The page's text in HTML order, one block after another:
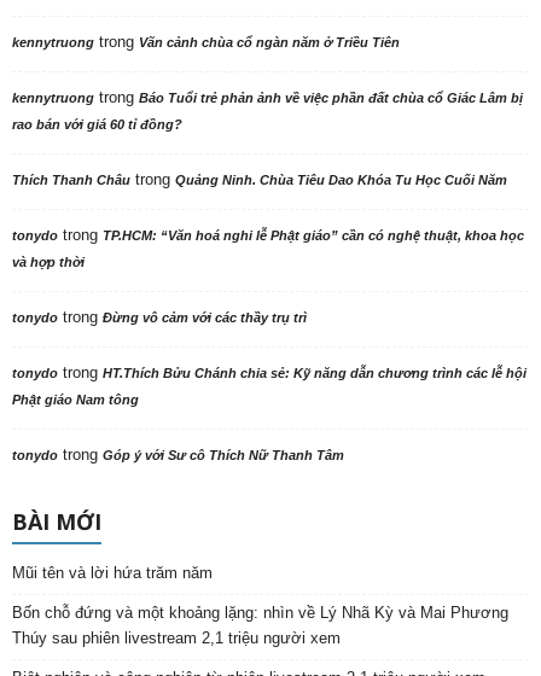
kennytruong trong Vãn cảnh chùa cổ ngàn năm ở Triều Tiên
kennytruong trong Báo Tuổi trẻ phản ảnh về việc phần đất chùa cổ Giác Lâm bị
rao bán với giá 60 tỉ đồng?
Thích Thanh Châu trong Quảng Ninh. Chùa Tiêu Dao Khóa Tu Học Cuối Năm
tonydo trong TP.HCM: “Văn hoá nghi lễ Phật giáo” cần có nghệ thuật, khoa học
và hợp thời
tonydo trong Đừng vô cảm với các thầy trụ trì
tonydo trong HT.Thích Bửu Chánh chia sẻ: Kỹ năng dẫn chương trình các lễ hội
Phật giáo Nam tông
tonydo trong Góp ý với Sư cô Thích Nữ Thanh Tâm
BÀI MỚI
Mũi tên và lời hứa trăm năm
Bốn chỗ đứng và một khoảng lặng: nhìn về Lý Nhã Kỳ và Mai Phương
Thúy sau phiên livestream 2,1 triệu người xem